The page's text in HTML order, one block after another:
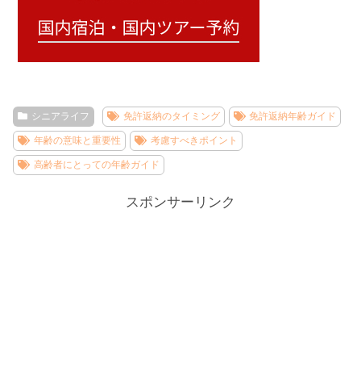
シニアライフ 免許返納のタイミング 免許返納年齢ガイド
年齢の意味と重要性 考慮すべきポイント
高齢者にとっての年齢ガイド
スポンサーリンク